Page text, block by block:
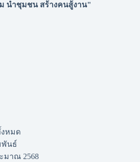
นำชุมชน สร้างคนสู้งาน"
หมด
พันธ์
มาณ 2568